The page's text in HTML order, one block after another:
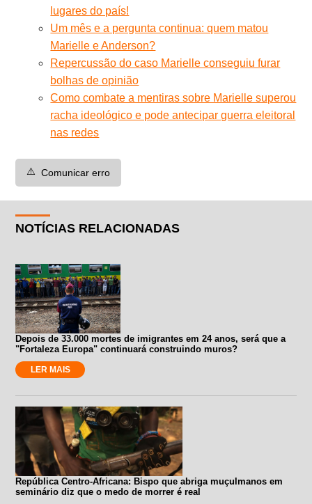
lugares do país!
Um mês e a pergunta continua: quem matou
Marielle e Anderson?
Repercussão do caso Marielle conseguiu furar
bolhas de opinião
Como combate a mentiras sobre Marielle superou
racha ideológico e pode antecipar guerra eleitoral
nas redes
⚠️ Comunicar erro
NOTÍCIAS RELACIONADAS
Depois de 33.000 mortes de imigrantes em 24 anos, será que a
"Fortaleza Europa" continuará construindo muros?
LER MAIS
República Centro-Africana: Bispo que abriga muçulmanos em
seminário diz que o medo de morrer é real